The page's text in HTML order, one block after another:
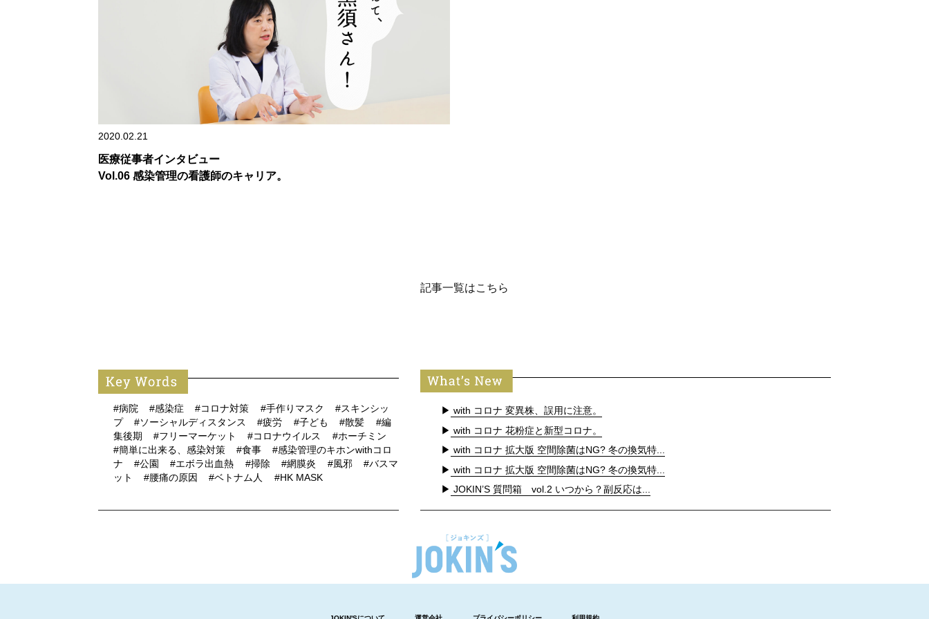
2020.02.21
医療従事者インタビュー
Vol.06 感染管理の看護師のキャリア。
記事一覧はこちら
#病院 #感染症 #コロナ対策 #手作りマスク
#スキンシッ
プ
#ソーシャルディスタンス #疲労 #子ども #散髪
#編
集後期
#フリーマーケット #コロナウイルス
#ホーチミン
#簡単に出来る、感染対策
#食事
#感染管理のキホンwithコロ
ナ
#公園 #エボラ出血熱 #掃除 #網膜炎 #風邪
#バスマ
ット
#腰痛の原因 #ベトナム人 #HK MASK
▶ with コロナ 変異株、誤用に注意。
▶ with コロナ 花粉症と新型コロナ。
▶ with コロナ 拡大版 空間除菌はNG? 冬の換気特...
▶ with コロナ 拡大版 空間除菌はNG? 冬の換気特...
▶ JOKIN’S 質問箱 vol.2 いつから？副反応は...